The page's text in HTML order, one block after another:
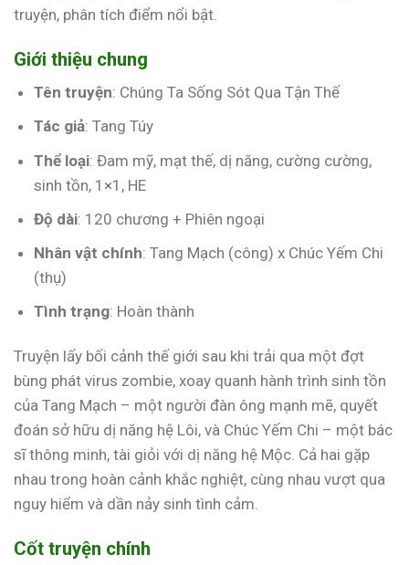
truyện, phân tích điểm nổi bật.
Giới thiệu chung
Tên truyện: Chúng Ta Sống Sót Qua Tận Thế
Tác giả: Tang Túy
Thể loại: Đam mỹ, mạt thế, dị năng, cường cường,
sinh tồn, 1×1, HE
Độ dài: 120 chương + Phiên ngoại
Nhân vật chính: Tang Mạch (công) x Chúc Yếm Chi
(thụ)
Tình trạng: Hoàn thành
Truyện lấy bối cảnh thế giới sau khi trải qua một đợt
bùng phát virus zombie, xoay quanh hành trình sinh tồn
của Tang Mạch – một người đàn ông mạnh mẽ, quyết
đoán sở hữu dị năng hệ Lôi, và Chúc Yếm Chi – một bác
sĩ thông minh, tài giỏi với dị năng hệ Mộc. Cả hai gặp
nhau trong hoàn cảnh khắc nghiệt, cùng nhau vượt qua
nguy hiểm và dần nảy sinh tình cảm.
Cốt truyện chính